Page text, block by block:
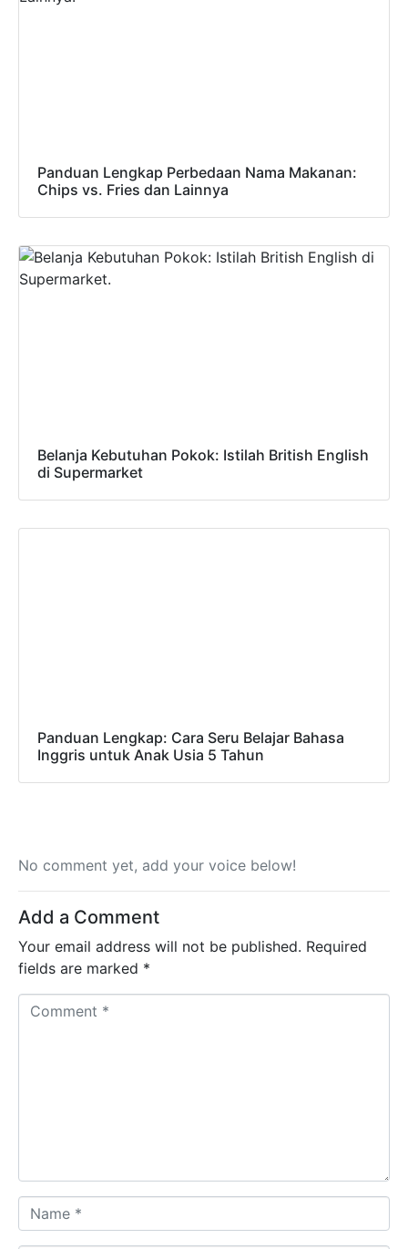
Panduan Lengkap Perbedaan Nama Makanan:
Chips vs. Fries dan Lainnya
Belanja Kebutuhan Pokok: Istilah British English
di Supermarket
Panduan Lengkap: Cara Seru Belajar Bahasa
Inggris untuk Anak Usia 5 Tahun
No comment yet, add your voice below!
Add a Comment
Your email address will not be published. Required
fields are marked *
a